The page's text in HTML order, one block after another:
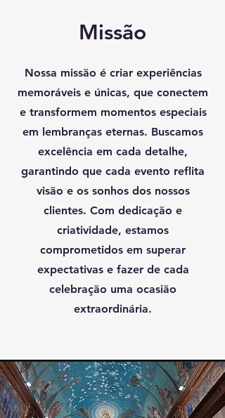
Missão
Nossa missão é criar experiências
memoráveis e únicas, que conectem
e transformem momentos especiais
em lembranças eternas. Buscamos
excelência em cada detalhe,
garantindo que cada evento reflita
visão e os sonhos dos nossos
clientes. Com dedicação e
criatividade, estamos
comprometidos em superar
expectativas e fazer de cada
celebração uma ocasião
extraordinária.